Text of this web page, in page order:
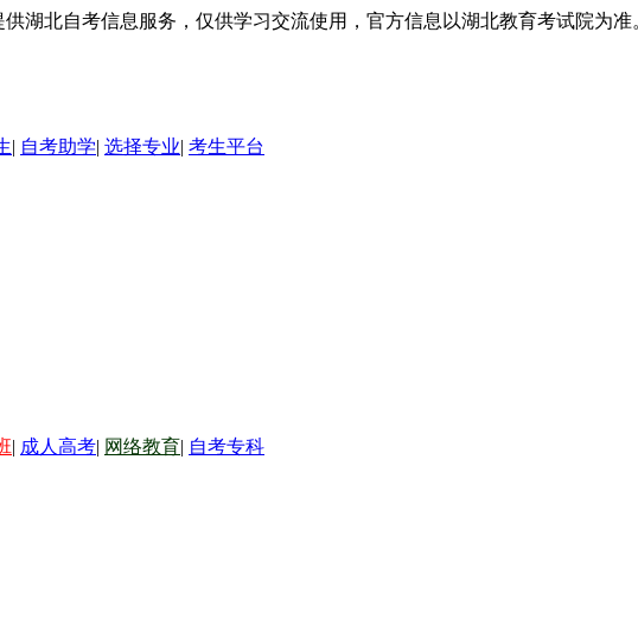
湖北自考信息服务，仅供学习交流使用，官方信息以湖北教育考试院为准
| 自考助学| 选择专业| 考生平台
| 成人高考| 网络教育| 自考专科